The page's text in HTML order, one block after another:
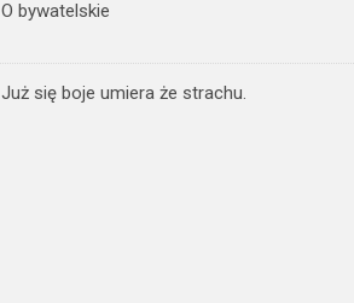
O bywatelskie
Już się boje umiera że strachu.